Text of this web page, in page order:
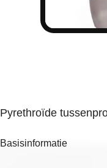
Pyrethroïde
Basisinformatie